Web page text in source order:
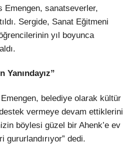
Emengen, sanatseverler,
Sergide, Sanat Eğitmeni
yıl boyunca
Yanındayız”
belediye olarak kültür
vermeye devam ettiklerini
böylesi güzel bir Ahenk’e ev
gururlandırıyor” dedi.